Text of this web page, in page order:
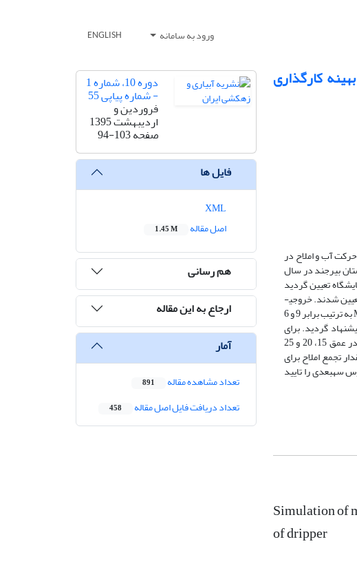
ورود به سامانه ENGLISH
کارگذاری
آب و املاح در
بیرجند در سال
و رطوبت آن­ها در آزمایشگاه تعیین گردید
سپس مقادیر رطوبت در مدل هایدروس یک‌بعدی وارد شد. مقادیر پارامترهای هیدرولیکی خاک با استفاده از روش مدل‌سازی معکوس تعیین شدند. خروجی­
های مدل هایدروس یک­بعدی وارد مدل هایدروس سه‌بعدی شده و مدل اجرا گردید. نتایج نشان داد که مقادیر شاخص‌های RMSE وMAE به ترتیب برابر 9 و 6
برای نصب قطره­چکان پیشنهاد گردید. برای
بررسی صحت این عمق، سناریوهایی در مدل هایدروس دوبعدی درنظر گرفته شده و مدل اجرا گردید. در این سناریوها قطره‌چکان در عمق 15، 20 و 25
تجمع املاح برای
سه­بعدی را تایید
Simulation of
of dripper
دوره 10، شماره 1
- شماره پیاپی 55
فروردین و
اردیبهشت 1395
صفحه94-103
فایل ها
اصل مقاله
1.45 M
هم رسانی
ارجاع به این مقاله
آمار
تعداد مشاهده مقاله 891
تعداد دریافت فایل اصل مقاله 458